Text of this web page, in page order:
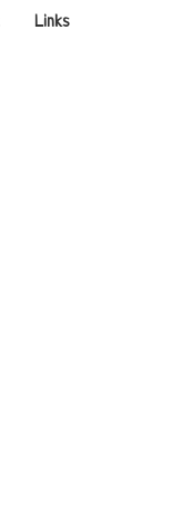
Links